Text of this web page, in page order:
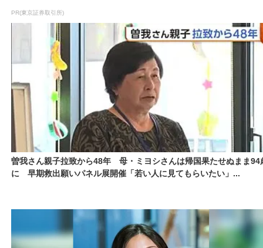
PR(東京証券取引所)
曽我さん親子拉致から48年 母・ミヨシさんは帰国果たせぬまま94
に 早期救出願いパネル展開催「若い人に見てもらいたい」...